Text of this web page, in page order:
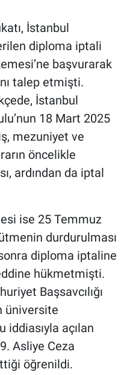
İstanbul
diploma iptali
başvurarak
talep etmişti.
İstanbul
18 Mart 2025
mezuniyet ve
öncelikle
ardından da iptal
ise 25 Temmuz
durdurulması
diploma iptaline
hükmetmişti.
Başsavcılığı
üniversite
iddiasıyla açılan
Asliye Ceza
öğrenildi.